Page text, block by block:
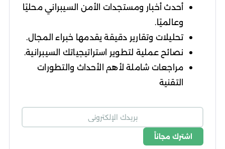
أحدث أخبار ومستجدات الأمن السيبراني محليًا
وعالميًا.
تحليلات وتقارير دقيقة يقدمها خبراء المجال.
نصائح عملية لتطوير استراتيجياتك السيبرانية.
مراجعات شاملة لأهم الأحداث والتطورات
التقنية
اشترك مجاناً